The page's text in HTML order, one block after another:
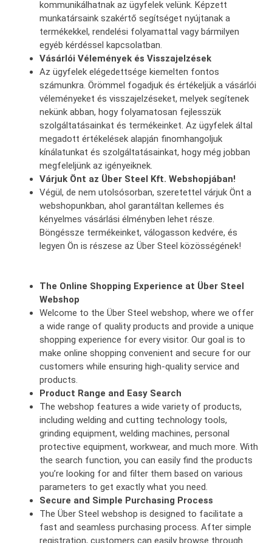
kommunikálhatnak az ügyfelek velünk. Képzett
munkatársaink szakértő segítséget nyújtanak a
termékekkel, rendelési folyamattal vagy bármilyen
egyéb kérdéssel kapcsolatban.
Vásárlói Vélemények és Visszajelzések
Az ügyfelek elégedettsége kiemelten fontos
számunkra. Örömmel fogadjuk és értékeljük a vásárlói
véleményeket és visszajelzéseket, melyek segítenek
nekünk abban, hogy folyamatosan fejlesszük
szolgáltatásainkat és termékeinket. Az ügyfelek által
megadott értékelések alapján finomhangoljuk
kínálatunkat és szolgáltatásainkat, hogy még jobban
megfeleljünk az igényeiknek.
Várjuk Önt az Über Steel Kft. Webshopjában!
Végül, de nem utolsósorban, szeretettel várjuk Önt a
webshopunkban, ahol garantáltan kellemes és
kényelmes vásárlási élményben lehet része.
Böngéssze termékeinket, válogasson kedvére, és
legyen Ön is részese az Über Steel közösségének!
The Online Shopping Experience at Über Steel
Webshop
Welcome to the Über Steel webshop, where we offer
a wide range of quality products and provide a unique
shopping experience for every visitor. Our goal is to
make online shopping convenient and secure for our
customers while ensuring high-quality service and
products.
Product Range and Easy Search
The webshop features a wide variety of products,
including welding and cutting technology tools,
grinding equipment, welding machines, personal
protective equipment, workwear, and much more. With
the search function, you can easily find the products
you’re looking for and filter them based on various
parameters to get exactly what you need.
Secure and Simple Purchasing Process
The Über Steel webshop is designed to facilitate a
fast and seamless purchasing process. After simple